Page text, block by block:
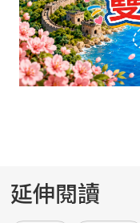
延伸閱讀